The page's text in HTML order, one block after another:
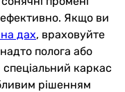
Якщо ви
дах, враховуйте
полога або
каркас
рішенням